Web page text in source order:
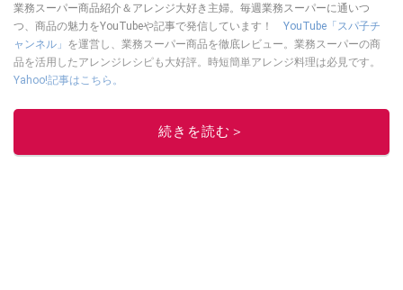
業務スーパー商品紹介＆アレンジ大好き主婦。毎週業務スーパーに通いつ
つ、商品の魅力をYouTubeや記事で発信しています！ YouTube「スパ子チ
ャンネル」 を運営し、業務スーパー商品を徹底レビュー。業務スーパーの商
品を活用したアレンジレシピも大好評。時短簡単アレンジ料理は必見です。
Yahoo!記事はこちら。
このイチオシストの他の記事を読む
続きを読む＞